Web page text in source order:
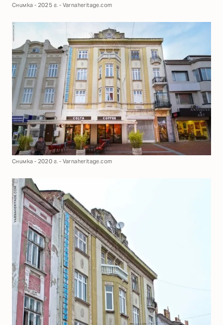
Снимка - 2025 г. - Varnaheritage.com
Снимка - 2020 г. - Varnaheritage.com